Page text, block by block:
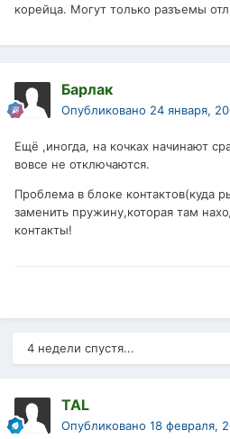
корейца. Могут только разъемы
Барлак
Опубликовано 24 января,
Ещё ,иногда, на кочках начинают
вовсе не отключаются.
Проблема в блоке контактов(куда
заменить пружину,которая там
контакты!
4 недели спустя...
TAL
Опубликовано 18 февраля,